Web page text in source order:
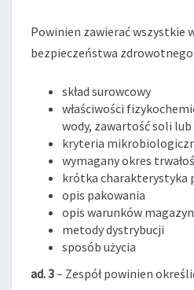
Powinien zawierać wszystkie
bezpieczeństwa
skład surowcowy
właściwości
wody, zawartość soli lub
kryteria
wymagany okres
krótka charakterystyka
opis pakowania
opis warunków
metody dystrybucji
sposób użycia
ad. 3– Zespół powinien